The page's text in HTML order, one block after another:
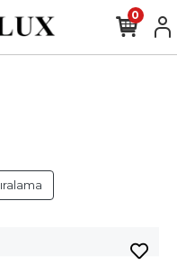
0